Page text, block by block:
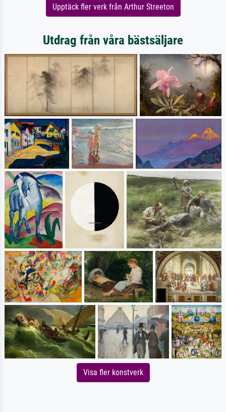
Upptäck fler verk från Arthur Streeton
Utdrag från våra bästsäljare
Visa fler konstverk